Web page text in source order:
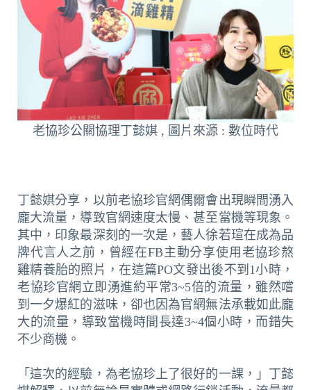
老協珍公關協理丁懿娸 , 圖片來源 : 數位時代
丁懿娸分享，以前老協珍官網偶爾會出現瞬間湧入
龐大流量，導致官網速度太慢、甚至當機等現象。
其中，印象最深刻的一次是，藝人徐若瑄在成為品
牌代言人之前，曾經在FB主動分享使用老協珍熬
雞精養胎的照片，在這篇PO文發出後不到1小時，
老協珍官網立即湧進約平常3~5倍的流量，雖然嚐
到一夕爆紅的滋味，卻也因為官網無法承載如此龐
大的流量，導致當機時間長達3~4個小時，而錯失
不少商機。
「這次的經驗，為老協珍上了很好的一課，」丁懿